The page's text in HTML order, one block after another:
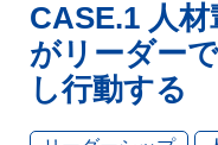
CASE.1 人
がリーダー
し行動する